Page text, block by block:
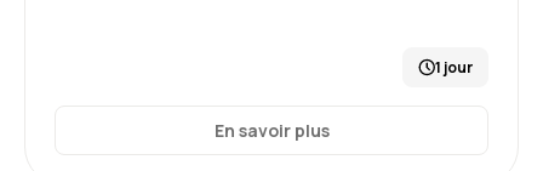
Par contre, 1 journée en distanciel est un peu
Formation : Connaître et prévenir les risques
1 jour
En savoir plus